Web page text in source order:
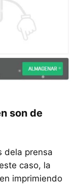
son de
dela prensa
caso, la
imprimiendo